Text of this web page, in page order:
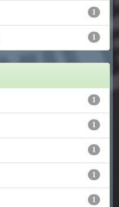
1
1
1
1
1
1
1